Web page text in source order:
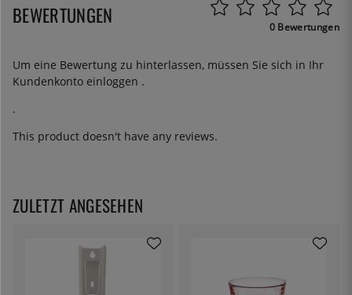
BEWERTUNGEN 0 Bewertungen
Um eine Bewertung zu hinterlassen, müssen Sie sich in Ihr
Kundenkonto einloggen .
.
This product doesn't have any reviews.
ZULETZT ANGESEHEN